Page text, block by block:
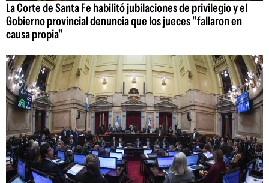
La Corte de Santa Fe habilitó jubilaciones de privilegio y el
Gobierno provincial denuncia que los jueces "fallaron en
causa propia"